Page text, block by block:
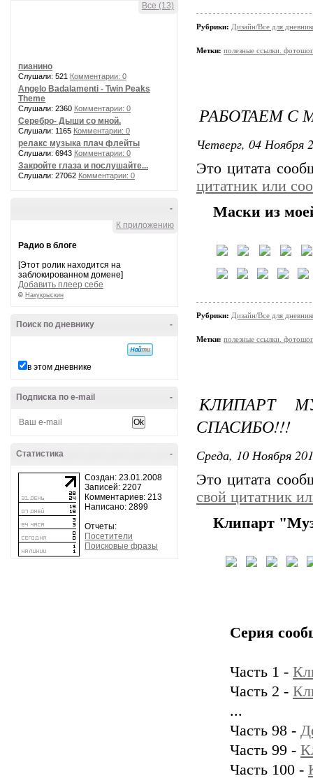
Все (13)
пианино
Слушали: 521 Комментарии: 0
Angelo Badalamenti - Twin Peaks
Theme
Слушали: 2360 Комментарии: 0
Серебро- Дыши со мной.
Слушали: 1165 Комментарии: 0
релакс музыка плач флейты
Слушали: 6943 Комментарии: 0
Закройте глаза и послушайте...
Слушали: 27062 Комментарии: 0
-
К приложению
Радио в блоге
[Этот ролик находится на
заблокированном домене]
Добавить плеер себе
© Накукрыскин
-
Поиск по дневнику
в этом дневнике
-
Подписка по e-mail
-
Статистика
Создан: 23.01.2008
Записей: 2207
Комментариев: 213
Написано: 2899
Отчеты:
Посетители
Поисковые фразы
Рубрики: Дизайн/Все для
Метки: полезные ссылки.
РАБОТАЕМ С
Четверг, 04 Ноября
Это цитата
цитатник или
Маски из
Рубрики: Дизайн/Все для
Метки: полезные ссылки.
КЛИПАРТ
СПАСИБО!!!
Среда, 10 Ноября
Это цитата
свой цитатник
Клипарт
Серия
Часть 1 -
Часть 2 -
...
Часть 98 -
Часть 99 -
Часть 100 -